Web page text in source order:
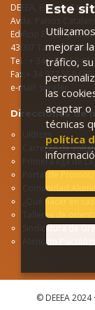
DEEEA, Escuela
Avda.
Edificio E-4, 3ª
43007 Tarragona
Tel.: + 34 977 559
Fax:+ 34 977 559 605
e-mail:
secelec
Direcciones de
Carreras de
Primera liga de
Portal de
Comunidad
¿Qué hacer en
Talleres de
Sindicatura de
Atención
© DEEEA 2024 ·
Este
mejorar
tráfico,
las
aceptar o
técnicas
política